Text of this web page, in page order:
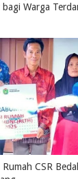
Warga
CSR